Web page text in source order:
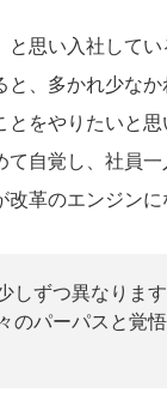
思い入社して
、多かれ少な
をやりたいと
自覚し、社員
革のエンジン
しずつ異なりま
のパーパスと覚